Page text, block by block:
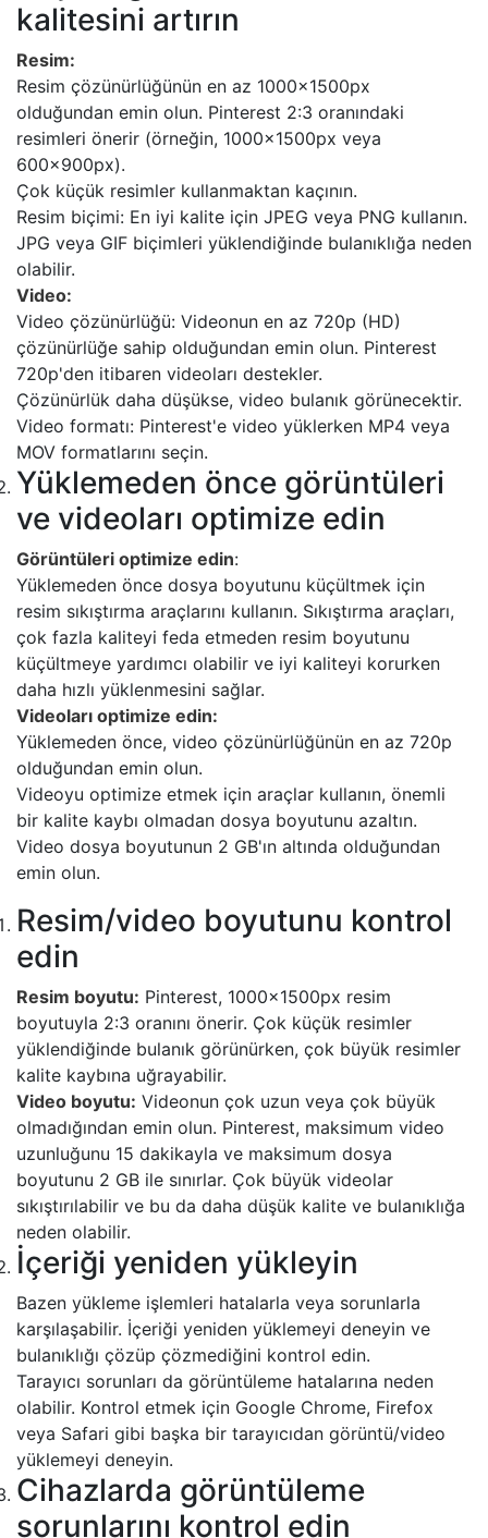
kalitesini artırın
Resim:
Resim çözünürlüğünün en az 1000x1500px
olduğundan emin olun. Pinterest 2:3 oranındaki
resimleri önerir (örneğin, 1000x1500px veya
600x900px).
Çok küçük resimler kullanmaktan kaçının.
Resim biçimi: En iyi kalite için JPEG veya PNG kullanın.
JPG veya GIF biçimleri yüklendiğinde bulanıklığa neden
olabilir.
Video:
Video çözünürlüğü: Videonun en az 720p (HD)
çözünürlüğe sahip olduğundan emin olun. Pinterest
720p'den itibaren videoları destekler.
Çözünürlük daha düşükse, video bulanık görünecektir.
Video formatı: Pinterest'e video yüklerken MP4 veya
MOV formatlarını seçin.
Yüklemeden önce görüntüleri
ve videoları optimize edin
Görüntüleri optimize edin:
Yüklemeden önce dosya boyutunu küçültmek için
resim sıkıştırma araçlarını kullanın. Sıkıştırma araçları,
çok fazla kaliteyi feda etmeden resim boyutunu
küçültmeye yardımcı olabilir ve iyi kaliteyi korurken
daha hızlı yüklenmesini sağlar.
Videoları optimize edin:
Yüklemeden önce, video çözünürlüğünün en az 720p
olduğundan emin olun.
Videoyu optimize etmek için araçlar kullanın, önemli
bir kalite kaybı olmadan dosya boyutunu azaltın.
Video dosya boyutunun 2 GB'ın altında olduğundan
emin olun.
Resim/video boyutunu kontrol
edin
Resim boyutu: Pinterest, 1000x1500px resim
boyutuyla 2:3 oranını önerir. Çok küçük resimler
yüklendiğinde bulanık görünürken, çok büyük resimler
kalite kaybına uğrayabilir.
Video boyutu: Videonun çok uzun veya çok büyük
olmadığından emin olun. Pinterest, maksimum video
uzunluğunu 15 dakikayla ve maksimum dosya
boyutunu 2 GB ile sınırlar. Çok büyük videolar
sıkıştırılabilir ve bu da daha düşük kalite ve bulanıklığa
neden olabilir.
İçeriği yeniden yükleyin
Bazen yükleme işlemleri hatalarla veya sorunlarla
karşılaşabilir. İçeriği yeniden yüklemeyi deneyin ve
bulanıklığı çözüp çözmediğini kontrol edin.
Tarayıcı sorunları da görüntüleme hatalarına neden
olabilir. Kontrol etmek için Google Chrome, Firefox
veya Safari gibi başka bir tarayıcıdan görüntü/video
yüklemeyi deneyin.
Cihazlarda görüntüleme
sorunlarını kontrol edin